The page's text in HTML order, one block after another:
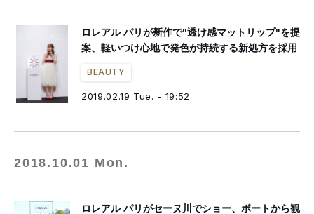
ロレアル パリが新作で"透け感マットリップ"を提
案、軽いつけ心地で発色が持続する新処方を採用
BEAUTY
2019.02.19 Tue. - 19:52
2018.10.01 Mon.
ロレアル パリがセーヌ川でショー、ボートから観